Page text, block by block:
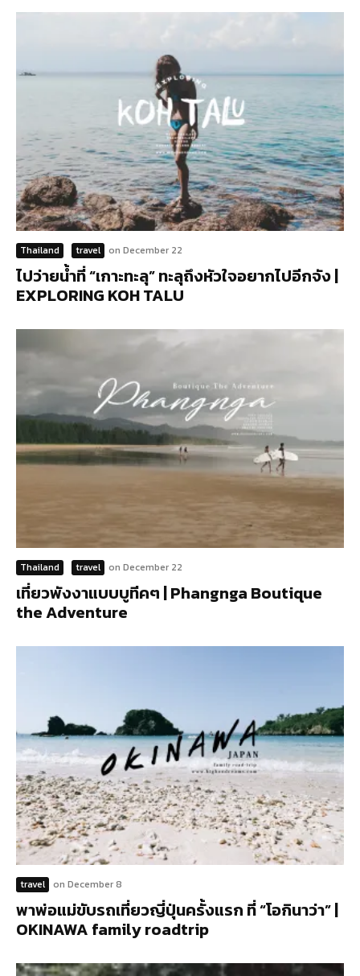
Thailand travel on December 22
ไปว่ายน้ำที่ “เกาะทะลุ” ทะลุถึงหัวใจอยากไปอีกจัง |
EXPLORING KOH TALU
Thailand travel on December 22
เที่ยวพังงาแบบบูทีคๆ | Phangnga Boutique
the Adventure
travel on December 8
พาพ่อแม่ขับรถเที่ยวญี่ปุ่นครั้งแรก ที่ “โอกินาว่า” |
OKINAWA family roadtrip